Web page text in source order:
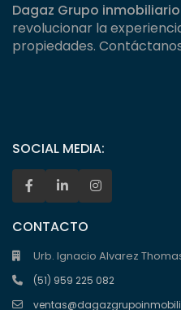
Dagaz Grupo inmobiliario
revolucionar la
propiedades.
SOCIAL MEDIA:
CONTACTO
Urb. Ignacio Alvarez
(51) 959 225 082